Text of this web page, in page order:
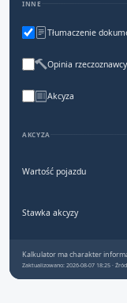
INNE
Tłumaczenie
Opinia rzeczoznawcy
Akcyza
AKCYZA
Wartość pojazdu
Stawka akcyzy
Kalkulator ma charakter
Zaktualizowano: 2026-08-07 18:25 ·